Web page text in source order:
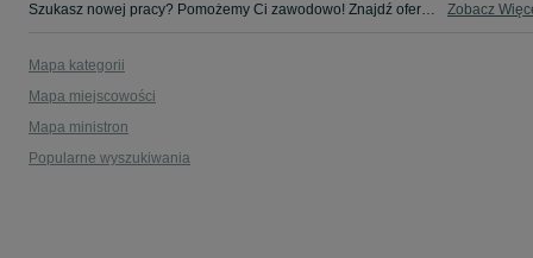
Szukasz nowej pracy? Pomożemy Ci zawodowo! Znajdź ofertę dla siebie w kategorii Praca na OLX - Opole Lubelskie i okolice! Zobacz
Mapa kategorii
Mapa miejscowości
Mapa ministron
Popularne wyszukiwania